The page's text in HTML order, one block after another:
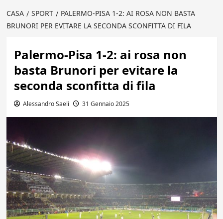
CASA SPORT
PALERMO-PISA 1-2: AI ROSA NON BASTA
BRUNORI PER EVITARE LA SECONDA SCONFITTA DI FILA
Palermo-Pisa 1-2: ai rosa non
basta Brunori per evitare la
seconda sconfitta di fila
Alessandro Saeli 31 Gennaio 2025